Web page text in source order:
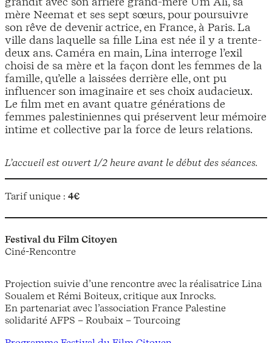
L’accueil est ouvert 1/2 heure avant le début des séances.
Tarif unique : 4€
mère Neemat et ses sept sœurs, pour poursuivre
son rêve de devenir actrice, en France, à Paris. La
ville dans laquelle sa fille Lina est née il y a trente-
deux ans. Caméra en main, Lina interroge l’exil
choisi de sa mère et la façon dont les femmes de la
famille, qu’elle a laissées derrière elle, ont pu
influencer son imaginaire et ses choix audacieux.
Le film met en avant quatre générations de
femmes palestiniennes qui préservent leur mémoire
intime et collective par la force de leurs relations.
Festival du Film Citoyen
Ciné-Rencontre
Projection suivie d’une rencontre avec la réalisatrice Lina
Soualem et Rémi Boiteux, critique aux Inrocks.
En partenariat avec l’association France Palestine
solidarité AFPS – Roubaix – Tourcoing